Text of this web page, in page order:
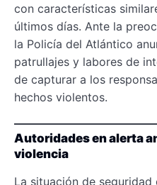
con características
últimos días. Ante la
la Policía del Atlántico
patrullajes y labores de
de capturar a los
hechos violentos.
Autoridades en alerta
violencia
La situación de